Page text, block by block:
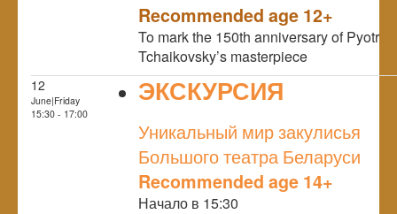
Recommended age 12+
To mark the 150th anniversary of Pyotr
Tchaikovsky’s masterpiece
12
June|Friday
15:30 - 17:00
ЭКСКУРСИЯ
Уникальный мир закулисья
Большого театра Беларуси
Recommended age 14+
Начало в 15:30